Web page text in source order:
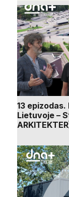
13
Lietuvoje –